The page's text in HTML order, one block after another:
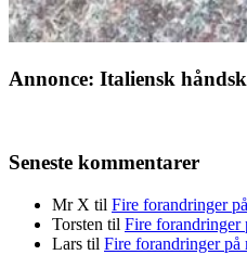
Annonce: Italiensk
Seneste kommentarer
Mr X til Fire forandringer
Torsten til Fire forandringer
Lars til Fire forandringer